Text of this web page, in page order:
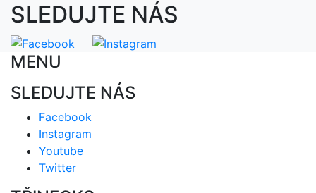
SLEDUJTE NÁS
MENU
SLEDUJTE NÁS
Facebook
Instagram
Youtube
Twitter